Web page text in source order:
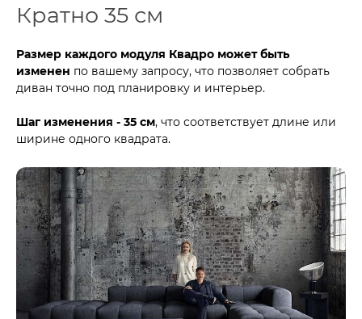
Кратно 35 см
Размер каждого модуля Квадро может быть
изменен по вашему запросу, что позволяет собрать
диван точно под планировку и интерьер.
Шаг изменения - 35 см, что соответствует длине или
ширине одного квадрата.